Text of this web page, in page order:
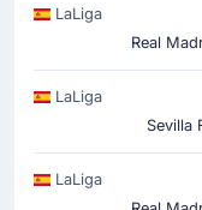
LaLiga
Real
LaLiga
Sevilla
LaLiga